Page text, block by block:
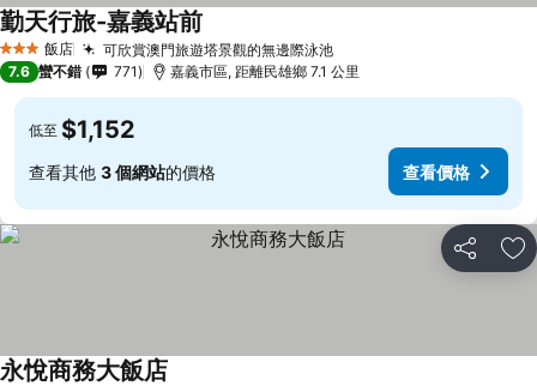
3 星級 飯店 可欣賞澳門旅遊塔景觀的無邊際泳池
勤天行旅-嘉義站前
7.6 蠻不錯 771 嘉義市區, 距離民雄鄉 7.1 公里
低至 $1,152
查看其他 3 個網站的價格 查看價格
分享 加
永悅商務大飯店